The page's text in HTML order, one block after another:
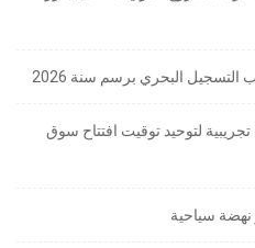
البحري برسم سنة 2026
لتوحيد توقيت افتتاح سوق
نهضة سياحية